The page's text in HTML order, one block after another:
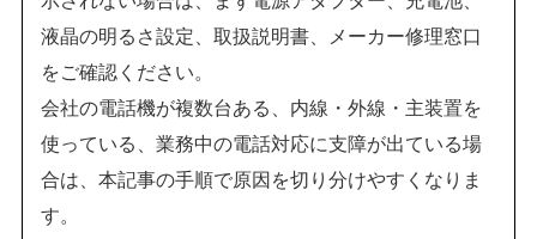
液晶の明るさ設定、取扱説明書、メーカー修理窓口
をご確認ください。
会社の電話機が複数台ある、内線・外線・主装置を
使っている、業務中の電話対応に支障が出ている場
合は、本記事の手順で原因を切り分けやすくなりま
す。